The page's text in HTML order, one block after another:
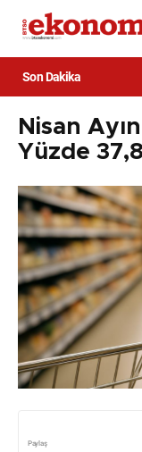
Son Dakika
Nisan
Yüzde
Paylaş